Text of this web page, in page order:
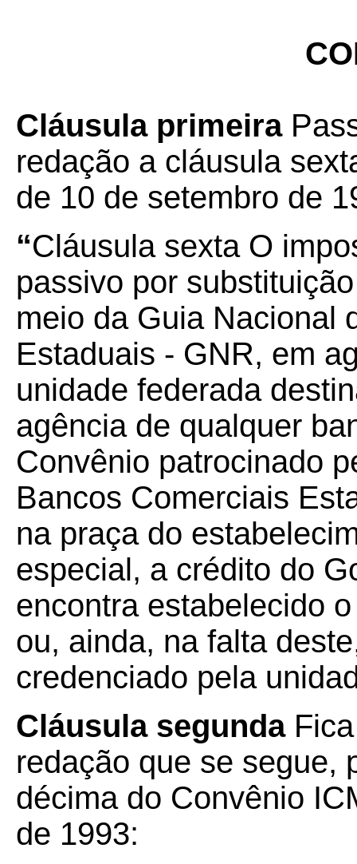
Cláusula primeira
redação a cláusula
de 10 de setembro de
“Cláusula sexta O
passivo por
meio da Guia Nacional
Estaduais - GNR, em
unidade federada
agência de qualquer
Convênio patrocinado
Bancos Comerciais
na praça do
especial, a crédito do
encontra estabelecido
ou, ainda, na falta
credenciado pela
Cláusula segunda
redação que se segue,
décima do Convênio
de 1993: